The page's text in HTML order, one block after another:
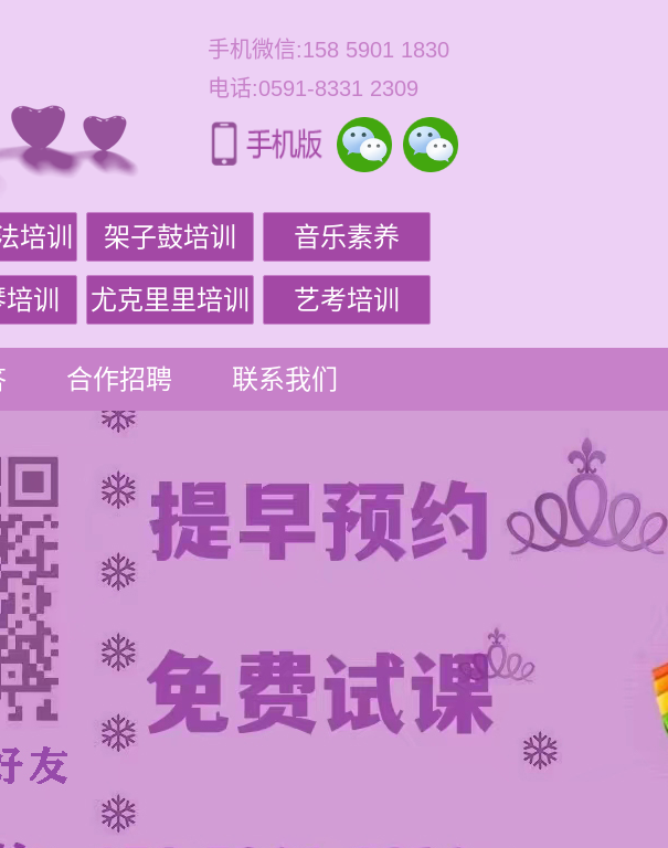
手机微信:158 5901 1830
电话:0591-8331 2309
培训 架子鼓培训 音乐素养
训 尤克里里培训 艺考培训
合作招聘 联系我们